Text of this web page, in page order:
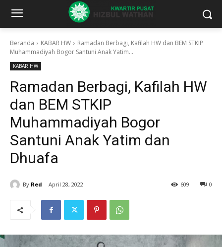
Beranda KABAR HW
Ramadan Berbagi, Kafilah HW dan BEM STKIP
Muhammadiyah Bogor Santuni Anak Yatim...
KABAR HW
Ramadan Berbagi, Kafilah HW
dan BEM STKIP
Muhammadiyah Bogor
Santuni Anak Yatim dan
Dhuafa
By Red April 28, 2022 0
609